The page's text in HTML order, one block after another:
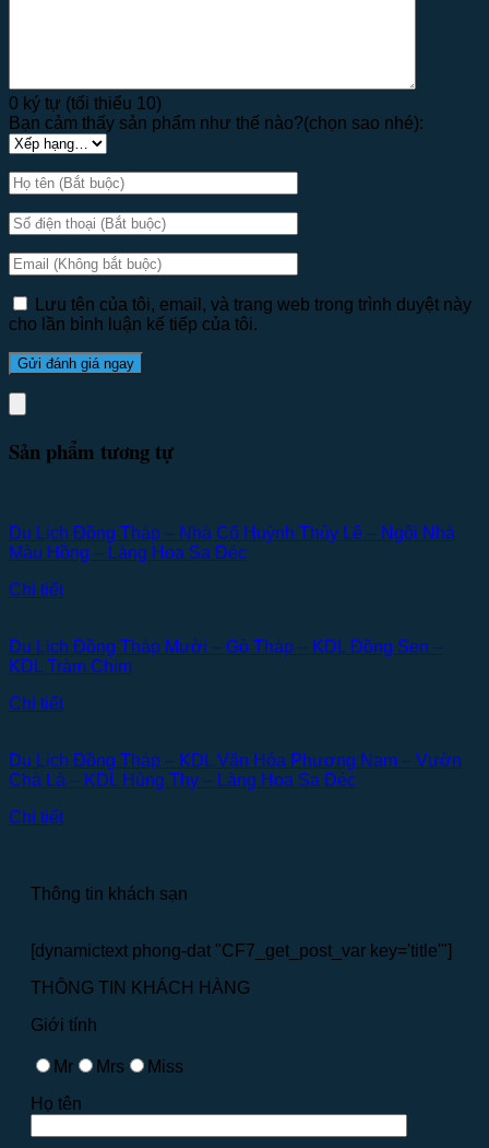
0 ký tự (tối thiểu 10)
Bạn cảm thấy sản phẩm như thế nào?(chọn sao nhé):
Lưu tên của tôi, email, và trang web trong trình duyệt này
cho lần bình luận kế tiếp của tôi.
Sản phẩm tương tự
Du Lịch Đồng Tháp – Nhà Cổ Huỳnh Thủy Lê – Ngôi Nhà
Màu Hồng – Làng Hoa Sa Đéc
Chi tiết
Du Lịch Đồng Tháp Mười – Gò Tháp – KDL Đồng Sen –
KDL Tràm Chim
Chi tiết
Du Lịch Đồng Tháp – KDL Văn Hóa Phương Nam – Vườn
Chà Là – KDL Hùng Thy – Làng Hoa Sa Đéc
Chi tiết
Thông tin khách sạn
[dynamictext phong-dat "CF7_get_post_var key='title'"]
THÔNG TIN KHÁCH HÀNG
Giới tính
Mr Mrs
Miss
Họ tên